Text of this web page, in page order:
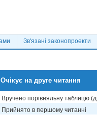
Зв'язані законопроекти
Очікує на друге читання
Вручено порівняльну таблицю
Прийнято в першому читанні